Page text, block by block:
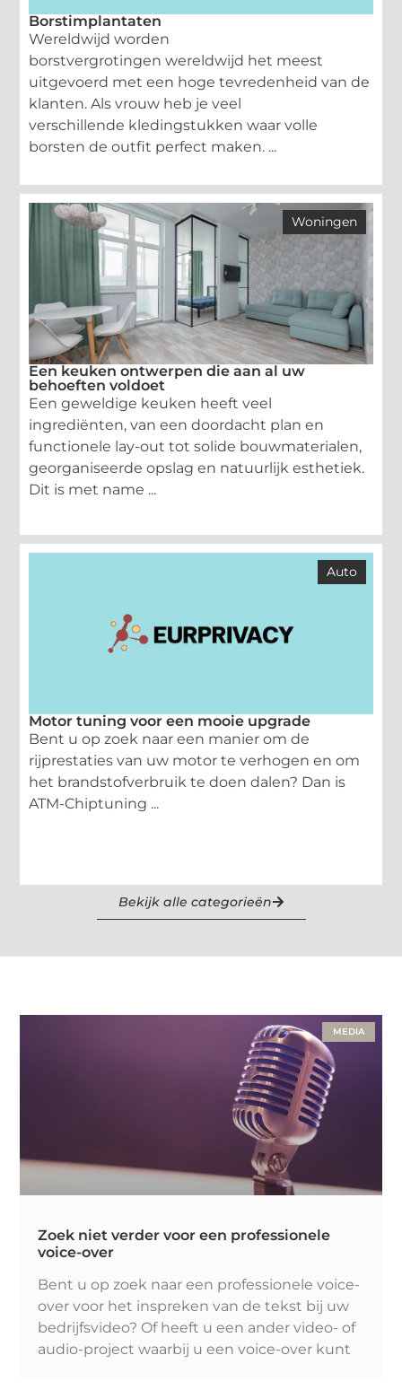
Borstimplantaten
Wereldwijd worden
borstvergrotingen wereldwijd het meest
uitgevoerd met een hoge tevredenheid van de
klanten. Als vrouw heb je veel
verschillende kledingstukken waar volle
borsten de outfit perfect maken. ...
Woningen
Een keuken ontwerpen die aan al uw
behoeften voldoet
Een geweldige keuken heeft veel
ingrediënten, van een doordacht plan en
functionele lay-out tot solide bouwmaterialen,
georganiseerde opslag en natuurlijk esthetiek.
Dit is met name ...
Auto
Motor tuning voor een mooie upgrade
Bent u op zoek naar een manier om de
rijprestaties van uw motor te verhogen en om
het brandstofverbruik te doen dalen? Dan is
ATM-Chiptuning ...
Bekijk alle categorieën
MEDIA
Zoek niet verder voor een professionele
voice-over
Bent u op zoek naar een professionele voice-
over voor het inspreken van de tekst bij uw
bedrijfsvideo? Of heeft u een ander video- of
audio-project waarbij u een voice-over kunt